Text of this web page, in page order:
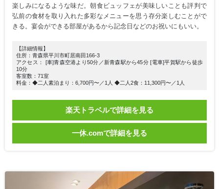
楽しみになるような味だ。朝食ビュッフェが美味しいことも評判で
弘前の食材を取り入れた多彩なメニューを思う存分楽しむことがで
きる。宴会ができる部屋があるから記念日などのお祝いにもいい。
【詳細情報】
住所：青森県平川市町居南田166-3
アクセス： [車]青森空港より50分／新青森駅から45分 [電車]平賀駅から徒歩
10分
客室数：71室
料金：◆二人素泊まり：6,700円〜／1人 ◆二人2食：11,300円〜／1人
楽天トラベルで詳細を見る
一休.comで詳細を見る